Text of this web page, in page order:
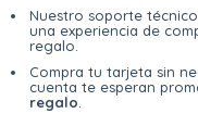
Nuestro soporte
una experiencia de
regalo.
Compra tu tarjeta sin
cuenta te esperan
regalo